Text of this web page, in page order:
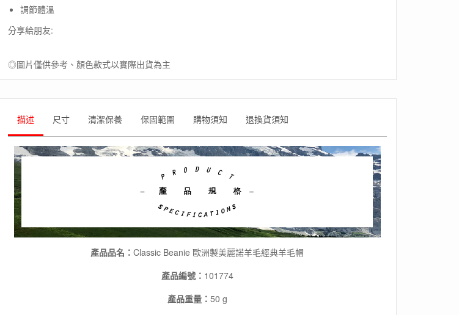
歐
製
麗
諾
羊
毛
帽
戶
外
登
山
羊
毛
調節體溫
分享給朋友:
◎圖片僅供參考、顏色款式以實際出貨為主
描述 尺寸 清潔保養 保固範圍 購物須知 退換貨須知
產品品名：Classic Beanie 歐洲製美麗諾羊毛經典羊毛帽
產品編號： 101774
產品重量： 50 g